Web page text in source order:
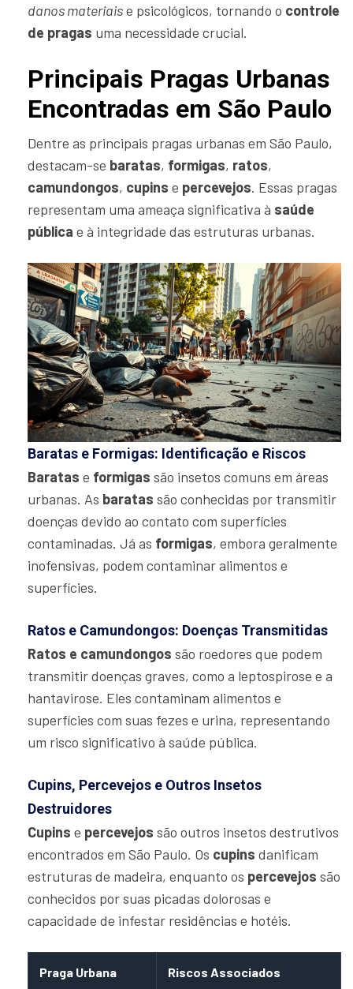
danos materiaise psicológicos, tornando o controle
de pragas uma necessidade crucial.
Principais Pragas Urbanas
Encontradas em São Paulo
Dentre as principais pragas urbanas em São Paulo,
destacam-se baratas, formigas, ratos,
camundongos, cupins e percevejos. Essas pragas
representam uma ameaça significativa à saúde
pública e à integridade das estruturas urbanas.
Baratas e Formigas: Identificação e Riscos
Baratas e formigas são insetos comuns em áreas
urbanas. As baratas são conhecidas por transmitir
doenças devido ao contato com superfícies
contaminadas. Já as formigas, embora geralmente
inofensivas, podem contaminar alimentos e
superfícies.
Ratos e Camundongos: Doenças Transmitidas
Ratos e camundongos são roedores que podem
transmitir doenças graves, como a leptospirose e a
hantavirose. Eles contaminam alimentos e
superfícies com suas fezes e urina, representando
um risco significativo à saúde pública.
Cupins, Percevejos e Outros Insetos
Destruidores
Cupins e percevejos são outros insetos destrutivos
encontrados em São Paulo. Os cupins danificam
estruturas de madeira, enquanto os percevejos são
conhecidos por suas picadas dolorosas e
capacidade de infestar residências e hotéis.
Praga Urbana Riscos Associados